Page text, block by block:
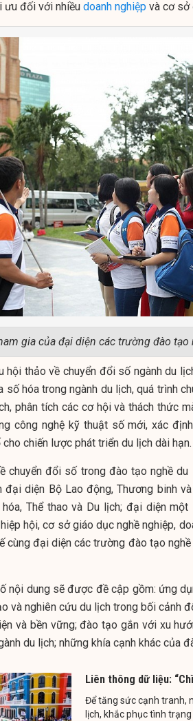
ưu đối với nhiều doanh nghiệp và cơ sở
gia của đại diện các trường đào
hội thảo về chuyển đổi số ngành du
số hóa trong ngành du lịch, quá trình
phân tích các cơ hội và thách thức
công nghệ kỹ thuật số mới, xác
chiến lược phát triển du lịch dài hạn.
chuyển đổi số trong đào tạo nghề
đại diện Bộ Lao động, Thương binh
Thể thao và Du lịch; đại diện một
hội, cơ sở giáo dục nghề nghiệp,
cùng đại diện các trường đào tạo
nội dung sẽ được đề cập gồm: ứng
và nghiên cứu du lịch trong bối cảnh
và bền vững; đào tạo gắn với xu
du lịch; những khía cạnh khác của
Liên thông dữ liệu:
Để tăng sức cạnh tranh,
lịch, khắc phục tình